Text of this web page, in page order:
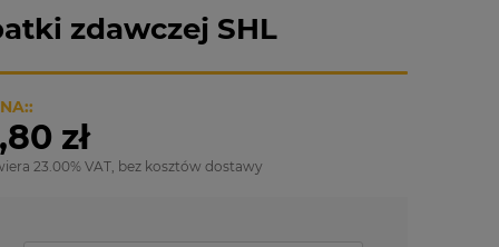
zdawczej SHL
zł
23.00% VAT, bez kosztów dostawy